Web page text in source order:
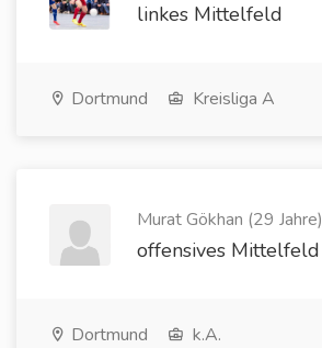
linkes Mittelfeld
Dortmund Kreisliga A
Murat Gökhan (29 Jahre)
offensives Mittelfeld
Dortmund k.A.